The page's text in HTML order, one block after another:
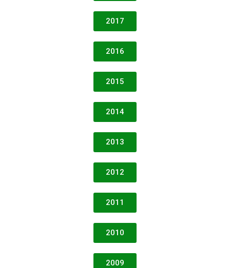
2017
2016
2015
2014
2013
2012
2011
2010
2009